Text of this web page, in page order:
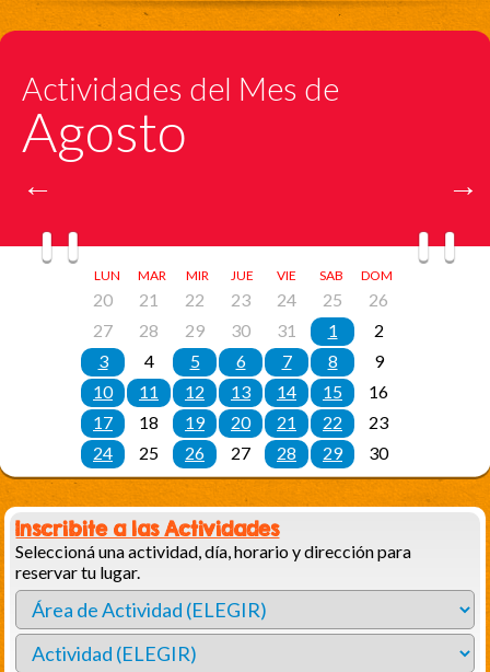
Inscribite a las Actividades
Seleccioná una actividad, día, horario y dirección para
reservar tu lugar.